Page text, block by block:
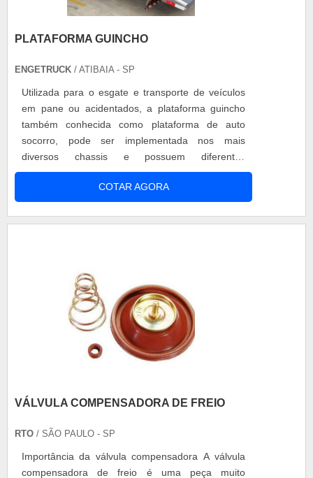
PLATAFORMA GUINCHO
ENGETRUCK / ATIBAIA - SP
Utilizada para o esgate e transporte de veículos
em pane ou acidentados, a plataforma guincho
também conhecida como plataforma de auto
socorro, pode ser implementada nos mais
diversos chassis e possuem diferentes
capacidades de carga. Alguns modelos permitem
o resgate de um, dois ou até três veículos de uma
só vez, o que torna as plataformas muito práticas
COTAR AGORA
VÁLVULA COMPENSADORA DE FREIO
RTO / SÃO PAULO - SP
Importância da válvula compensadora A válvula
compensadora de freio é uma peça muito